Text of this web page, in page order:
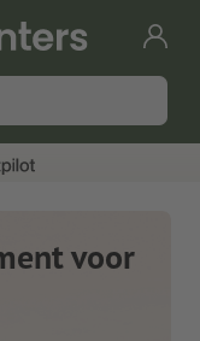
voor